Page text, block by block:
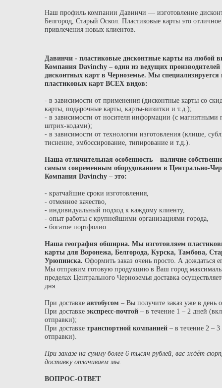
Наш профиль компании Давинчи — изготовление
Белгород, Старый Оскол. Пластиковые карты это
привлечения новых клиентов.
Давинчи - пластиковые дисконтные карты на любой
Компания Davinchy – один из ведущих
дисконтных карт в Черноземье. Мы специализируется
пластиковых карт ВСЕХ видов:
- в зависимости от применения (дисконтные карты со
карты, подарочные карты, карты-визитки и т.д.);
- в зависимости от носителя информации (с магнитными
штрих-кодами);
- в зависимости от технологии изготовления (клише,
тиснение, эмбоссирование, типирование и т.д.).
Наша отличительная особенность – наличие
самым современным оборудованием в Центрально-
Компания Davinchy – это:
- кратчайшие сроки изготовления,
- отменное качество,
- индивидуальный подход к каждому клиенту,
- опыт работы с крупнейшими организациями города,
- богатое портфолио.
Наша география обширна. Мы изготовляем
карты для Воронежа, Белгорода, Курска, Тамбова,
Урюпинска. Оформить заказ очень просто. А дождаться
Мы отправим готовую продукцию в Ваш город
пределах Центрального Черноземья доставка
дня.
При доставке автобусом – Вы получите заказ уже в день
При доставке экспресс-почтой – в течение 1 – 2 дней
отправки);
При доставке транспортной компанией – в течение 2 –
отправки).
При заказе на сумму более 6 тысяч рублей, вас ждёт
доставку оплачиваем мы.
ВОПРОС-ОТВЕТ